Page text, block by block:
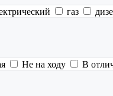
газ
Не на ходу В